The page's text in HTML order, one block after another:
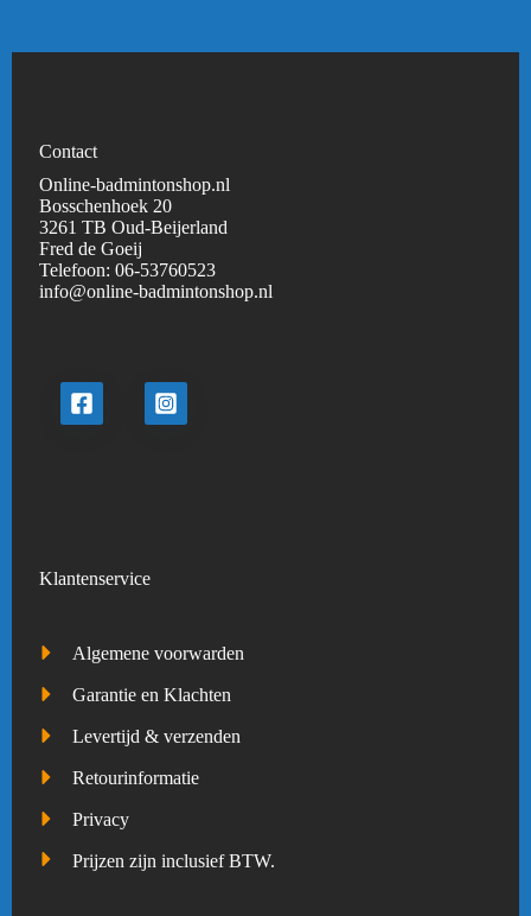
Contact
Online-badmintonshop.nl
Bosschenhoek 20
3261 TB Oud-Beijerland
Fred de Goeij
Telefoon:06-53760523
info@online-badmintonshop.nl
Klantenservice
Algemene voorwarden
Garantie en Klachten
Levertijd & verzenden
Retourinformatie
Privacy
Prijzen zijn inclusief BTW.